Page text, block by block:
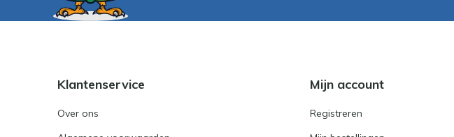
Klantenservice
Over ons
Mijn account
Registreren